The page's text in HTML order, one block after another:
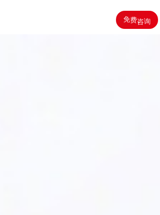
免费咨询